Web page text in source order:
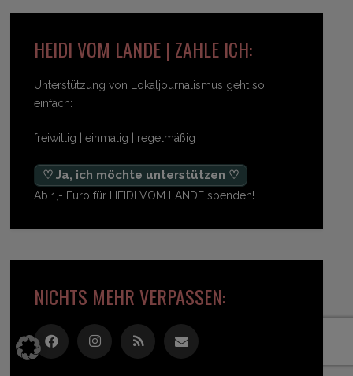
HEIDI VOM LANDE | ZAHLE ICH:
Unterstützung von Lokaljournalismus geht so
einfach:
freiwillig | einmalig | regelmäßig
♡ Ja, ich möchte unterstützen ♡
Ab 1,- Euro für HEIDI VOM LANDE spenden!
NICHTS MEHR VERPASSEN: